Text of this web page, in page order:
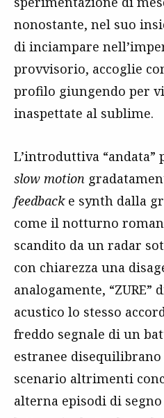
nonostante, nel suo
di inciampare
provvisorio, accoglie
profilo giungendo per
inaspettate al sublime.
L’introduttiva “andata”
slow motion
feedbacke synth dalla
come il notturno
scandito da un radar
con chiarezza una
analogamente,
acustico lo stesso
freddo segnale di un
estranee
scenario altrimenti
alterna episodi di